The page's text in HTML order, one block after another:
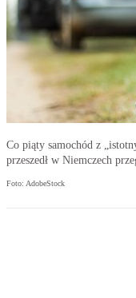
Co piąty samochód z
przeszedł w Niemczech
Foto: AdobeStock